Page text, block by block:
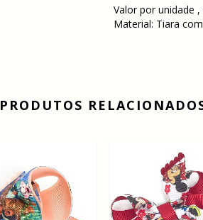
Valor por unidade
Material: Tiara
PRODUTOS